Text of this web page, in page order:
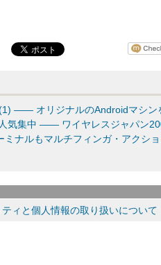
―― オリジナルのAndroidマシン
気集中 ―― ワイヤレスジャパン
ミナルもマルチフィンガ・アクシ
ィと個人情報の取り扱いについて